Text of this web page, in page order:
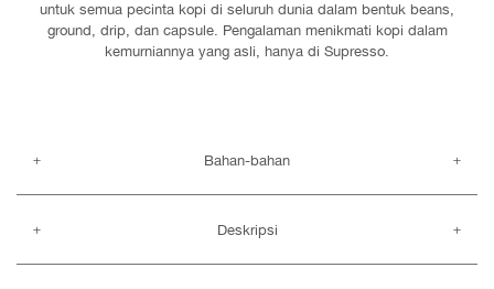
untuk semua pecinta kopi di seluruh dunia dalam bentuk beans,
ground, drip, dan capsule. Pengalaman menikmati kopi dalam
kemurniannya yang asli, hanya di Supresso.
Bahan-bahan
Deskripsi